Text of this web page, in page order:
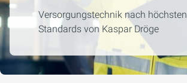
Versorgungstechnik nach höchsten
Standards von Kaspar Dröge